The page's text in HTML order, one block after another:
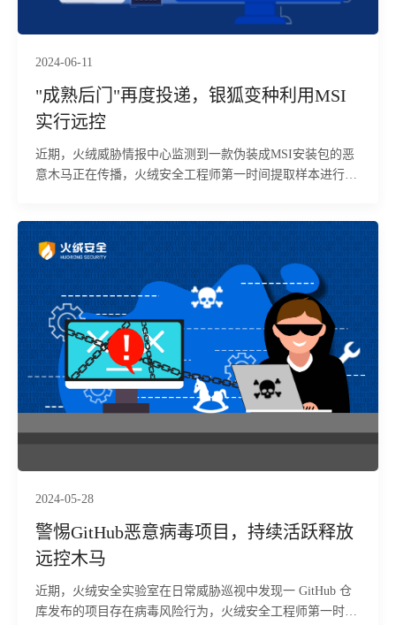
2024-06-11
"成熟后门"再度投递，银狐变种利用MSI
实行远控
近期，火绒威胁情报中心监测到一款伪装成MSI安装包的恶
意木马正在传播，火绒安全工程师第一时间提取样本进行分
2024-05-28
警惕GitHub恶意病毒项目，持续活跃释放
远控木马
近期，火绒安全实验室在日常威胁巡视中发现一 GitHub 仓
库发布的项目存在病毒风险行为，火绒安全工程师第一时间